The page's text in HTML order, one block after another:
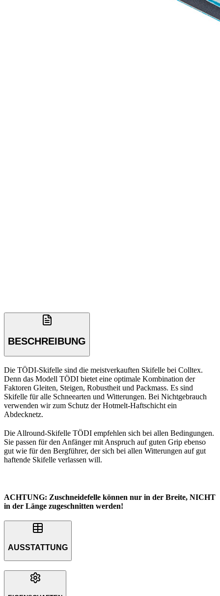
BESCHREIBUNG
Die TÖDI-Skifelle sind die meistverkauften Skifelle bei Colltex.
Denn das Modell TÖDI bietet eine optimale Kombination der
Faktoren Gleiten, Steigen, Robustheit und Packmass. Es sind
Skifelle für alle Schneearten und Witterungen. Bei Nichtgebrauch
verwenden wir zum Schutz der Hotmelt-Haftschicht ein
Abdecknetz.
Die Allround-Skifelle TÖDI empfehlen sich bei allen Bedingungen.
Sie passen für den Anfänger mit Anspruch auf guten Grip ebenso
gut wie für den Bergführer, der sich bei allen Witterungen auf gut
haftende Skifelle verlassen will.
ACHTUNG: Zuschneidefelle können nur in der Breite, NICHT
in der Länge zugeschnitten werden!
AUSSTATTUNG